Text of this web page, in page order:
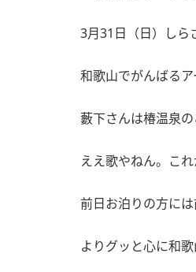
3月31日（日）しら
和歌山でがんばる
藪下さんは椿温泉
ええ歌やねん。これ
前日お泊りの方に
よりグッと心に和